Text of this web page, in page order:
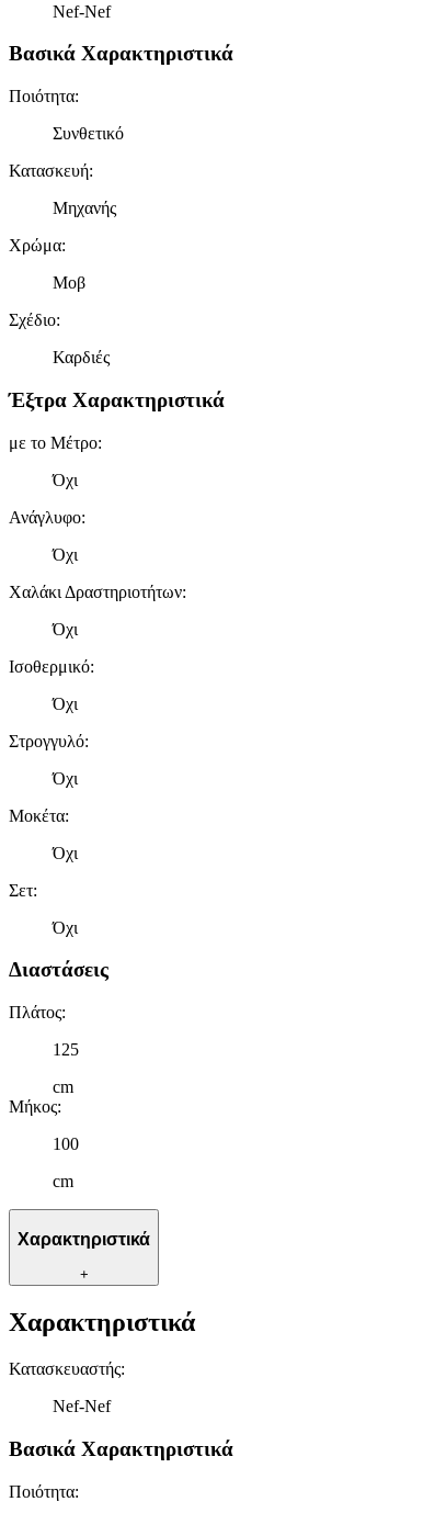
Nef-Nef
Βασικά Χαρακτηριστικά
Ποιότητα:
Συνθετικό
Κατασκευή:
Μηχανής
Χρώμα:
Μοβ
Σχέδιο:
Καρδιές
Έξτρα Χαρακτηριστικά
με το Μέτρο:
Όχι
Ανάγλυφο:
Όχι
Χαλάκι Δραστηριοτήτων:
Όχι
Ισοθερμικό:
Όχι
Στρογγυλό:
Όχι
Μοκέτα:
Όχι
Σετ:
Όχι
Διαστάσεις
Πλάτος:
125
cm
Μήκος:
100
cm
Χαρακτηριστικά
+
Χαρακτηριστικά
Κατασκευαστής:
Nef-Nef
Βασικά Χαρακτηριστικά
Ποιότητα: